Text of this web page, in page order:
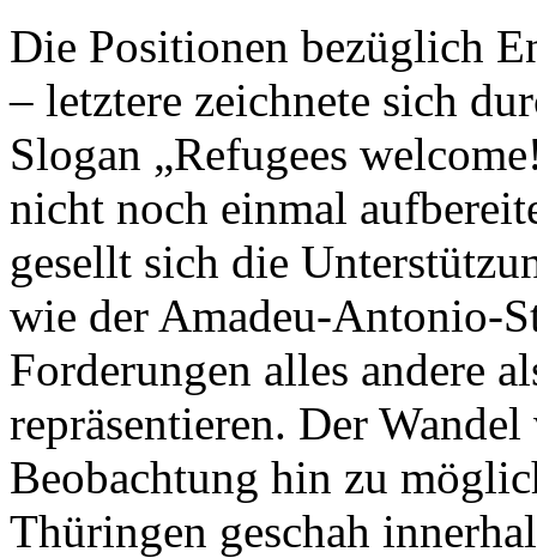
Die Positionen bezüglich
– letztere zeichnete sich
Slogan „Refugees
nicht noch einmal
gesellt sich die
wie der Amadeu-Antonio-
Forderungen alles andere
repräsentieren. Der
Beobachtung hin zu
Thüringen geschah